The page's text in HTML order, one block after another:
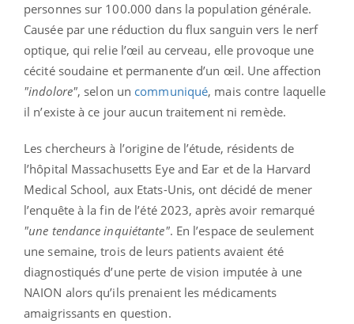
personnes sur 100.000 dans la population générale.
Causée par une réduction du flux sanguin vers le nerf
optique, qui relie l’œil au cerveau, elle provoque une
cécité soudaine et permanente d’un œil. Une affection
"indolore", selon un communiqué, mais contre laquelle
il n’existe à ce jour aucun traitement ni remède.
Les chercheurs à l’origine de l’étude, résidents de
l’hôpital Massachusetts Eye and Ear et de la Harvard
Medical School, aux Etats-Unis, ont décidé de mener
l’enquête à la fin de l’été 2023, après avoir remarqué
"une tendance inquiétante". En l’espace de seulement
une semaine, trois de leurs patients avaient été
diagnostiqués d’une perte de vision imputée à une
NAION alors qu’ils prenaient les médicaments
amaigrissants en question.